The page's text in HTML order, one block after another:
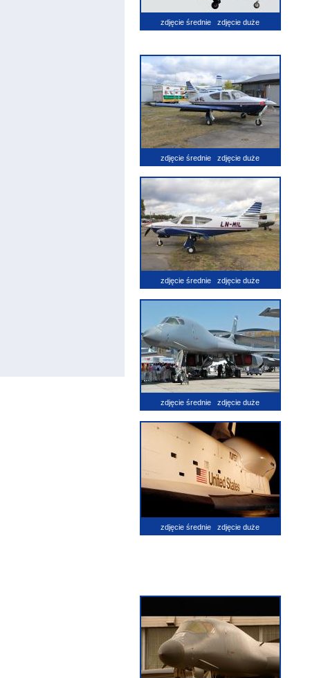
zdjęcie średnie zdjęcie duże
zdjęcie średnie zdjęcie duże
zdjęcie średnie zdjęcie duże
zdjęcie średnie zdjęcie duże
zdjęcie średnie zdjęcie duże